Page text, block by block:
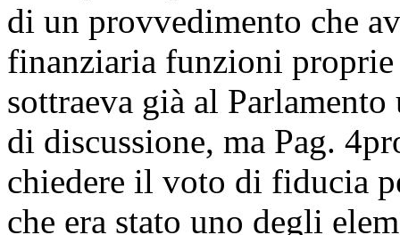
di un provvedimento che
finanziaria funzioni
sottraeva già al
di discussione, ma Pag. 4
chiedere il voto di fiducia
che era stato uno degli